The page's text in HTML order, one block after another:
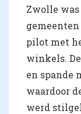
Zwolle
pilot met
winkels.
en spande
waardoor
werd